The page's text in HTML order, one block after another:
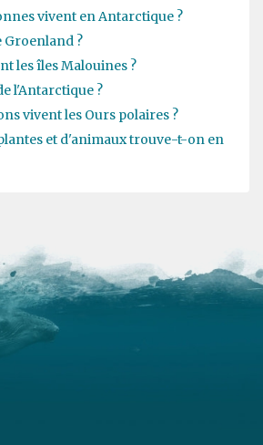
vivent en Antarctique ?
Groenland ?
les îles Malouines ?
l'Antarctique ?
vivent les Ours polaires ?
et d'animaux trouve-t-on en